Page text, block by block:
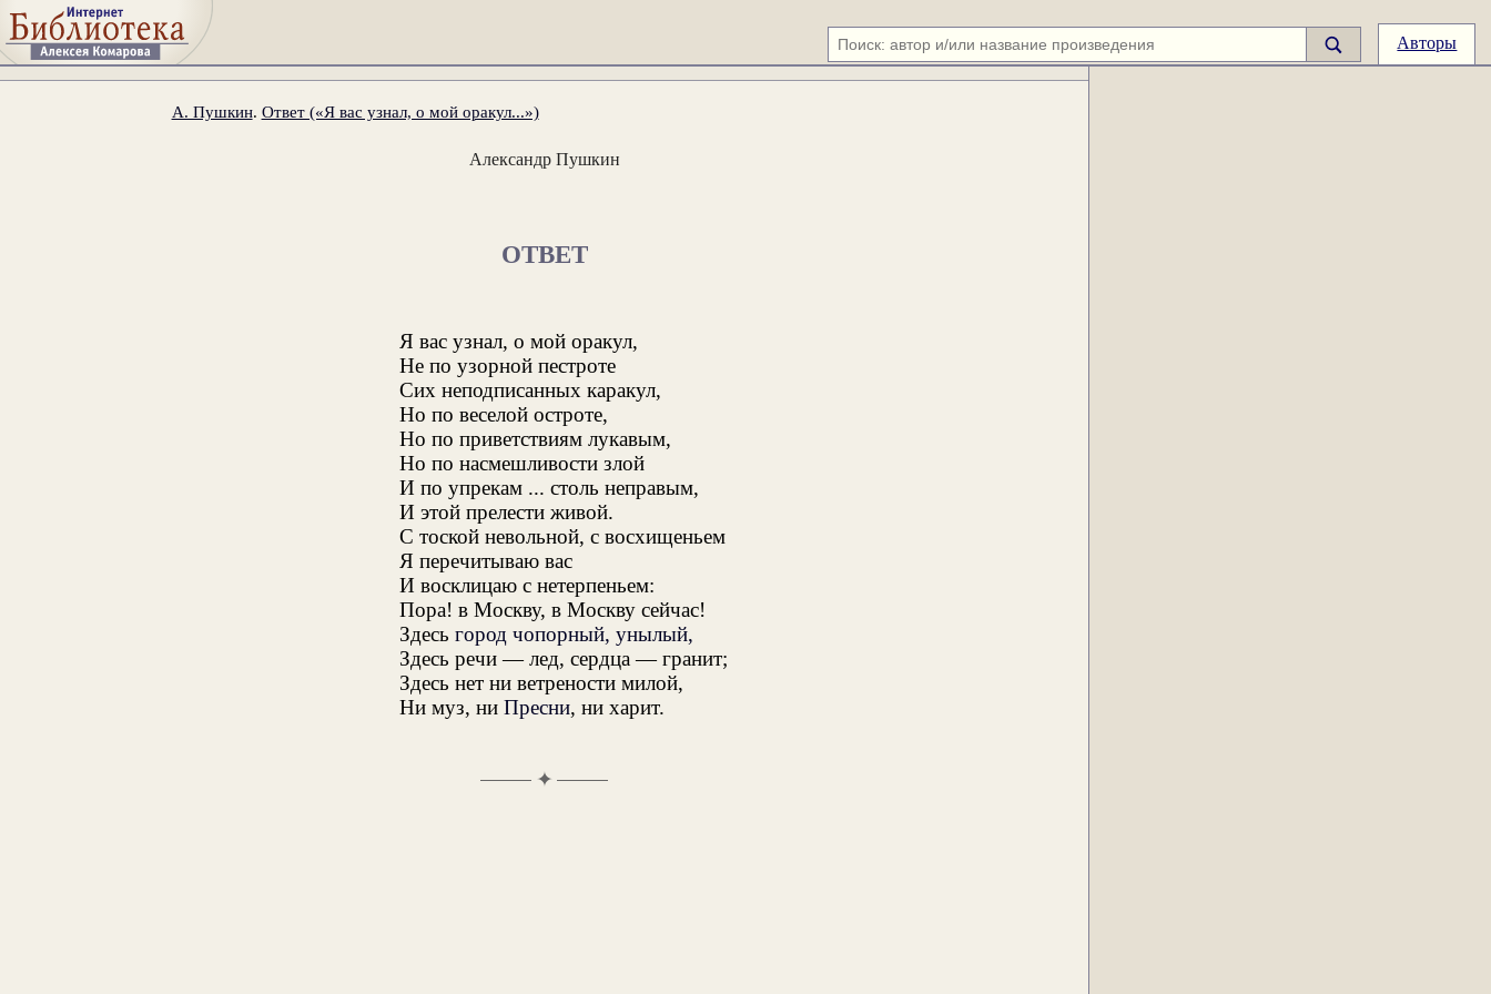
Авторы
А. Пушкин. Ответ («Я вас узнал, о мой оракул...»)
Александр Пушкин
ОТВЕТ
Я вас узнал, о мой оракул,
Не по узорной пестроте
Сих неподписанных каракул,
Но по веселой остроте,
Но по приветствиям лукавым,
Но по насмешливости злой
И по упрекам ... столь неправым,
И этой прелести живой.
С тоской невольной, с восхищеньем
Я перечитываю вас
И восклицаю с нетерпеньем:
Пора! в Москву, в Москву сейчас!
Здесьгород чопорный, унылый,
Здесь речи — лед, сердца — гранит;
Здесь нет ни ветрености милой,
Ни муз, ниПресни, ни харит.
✦